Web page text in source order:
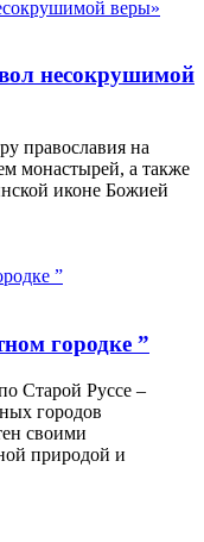
несокрушимой
православия на
монастырей, а также
иконе Божией
городке ”
Старой Руссе –
городов
своими
природой и